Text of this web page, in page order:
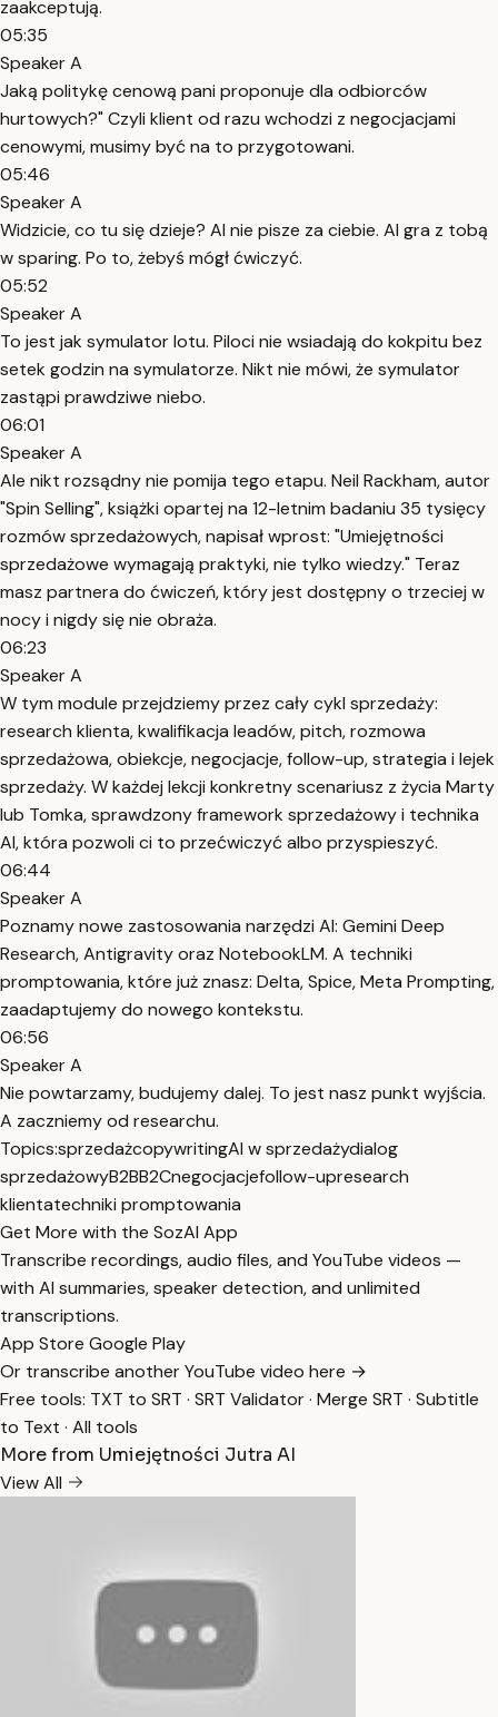
zaakceptują.
05:35
Speaker A
Jaką politykę cenową pani proponuje dla odbiorców
hurtowych?" Czyli klient od razu wchodzi z negocjacjami
cenowymi, musimy być na to przygotowani.
05:46
Speaker A
Widzicie, co tu się dzieje? AI nie pisze za ciebie. AI gra z tobą
w sparing. Po to, żebyś mógł ćwiczyć.
05:52
Speaker A
To jest jak symulator lotu. Piloci nie wsiadają do kokpitu bez
setek godzin na symulatorze. Nikt nie mówi, że symulator
zastąpi prawdziwe niebo.
06:01
Speaker A
Ale nikt rozsądny nie pomija tego etapu. Neil Rackham, autor
"Spin Selling", książki opartej na 12-letnim badaniu 35 tysięcy
rozmów sprzedażowych, napisał wprost: "Umiejętności
sprzedażowe wymagają praktyki, nie tylko wiedzy." Teraz
masz partnera do ćwiczeń, który jest dostępny o trzeciej w
nocy i nigdy się nie obraża.
06:23
Speaker A
W tym module przejdziemy przez cały cykl sprzedaży:
research klienta, kwalifikacja leadów, pitch, rozmowa
sprzedażowa, obiekcje, negocjacje, follow-up, strategia i lejek
sprzedaży. W każdej lekcji konkretny scenariusz z życia Marty
lub Tomka, sprawdzony framework sprzedażowy i technika
AI, która pozwoli ci to przećwiczyć albo przyspieszyć.
06:44
Speaker A
Poznamy nowe zastosowania narzędzi AI: Gemini Deep
Research, Antigravity oraz NotebookLM. A techniki
promptowania, które już znasz: Delta, Spice, Meta Prompting,
zaadaptujemy do nowego kontekstu.
06:56
Speaker A
Nie powtarzamy, budujemy dalej. To jest nasz punkt wyjścia.
A zaczniemy od researchu.
Topics:sprzedażcopywritingAI w sprzedażydialog
sprzedażowyB2BB2Cnegocjacjefollow-upresearch
klientatechniki promptowania
Get More with the SozAI App
Transcribe recordings, audio files, and YouTube videos —
with AI summaries, speaker detection, and unlimited
transcriptions.
App Store Google Play
Or transcribe another YouTube video here →
Free tools: TXT to SRT · SRT Validator· Merge SRT · Subtitle
to Text · All tools
More from Umiejętności Jutra AI
View All